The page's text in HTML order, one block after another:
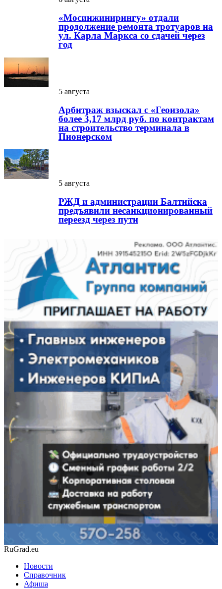
«Мосинжинирингу» отдали
продолжение ремонта тротуаров на
ул. Карла Маркса со сдачей через
год
5 августа
Арбитраж взыскал с «Геоизола»
более 3,17 млрд руб. по контрактам
на строительство терминала в
Пионерском
5 августа
РЖД и администрации Балтийска
предъявили несанкционированный
переезд через пути
RuGrad.eu
Новости
Справочник
Афиша